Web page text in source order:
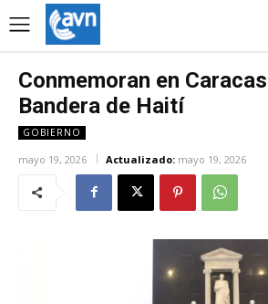
Conmemoran en
Bandera de Haití
GOBIERNO
mayo 19, 2026 Actualizado: mayo 19, 2026